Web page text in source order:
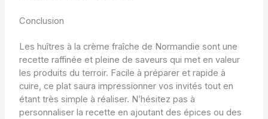
Conclusion
Les huîtres à la crème fraîche de Normandie sont une
recette raffinée et pleine de saveurs qui met en valeur
les produits du terroir. Facile à préparer et rapide à
cuire, ce plat saura impressionner vos invités tout en
étant très simple à réaliser. N’hésitez pas à
personnaliser la recette en ajoutant des épices ou des